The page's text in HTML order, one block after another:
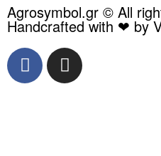
Agrosymbol.gr © All
Handcrafted with ❤ by